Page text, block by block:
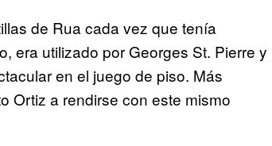
de Rua cada vez que tenía
era utilizado por Georges St. Pierre y
en el juego de piso. Más
Ortiz a rendirse con este mismo